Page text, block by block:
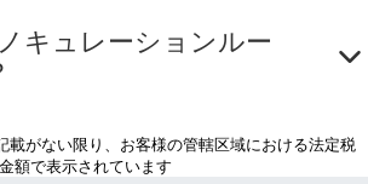
キュレーションルー
載がない限り、お客様の管轄区域における法定税
額で表示されています